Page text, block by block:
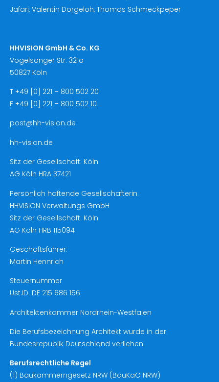
Jafari, Valentin Dorgeloh, Thomas Schmeckpeper
HHVISION GmbH & Co. KG
Vogelsanger Str. 321a
50827 Köln
T +49 [0] 221 – 800 502 20
F +49 [0] 221 – 800 502 10
post@hh-vision.de
hh-vision.de
Sitz der Gesellschaft: Köln
AG Köln HRA 37421
Persönlich haftende Gesellschafterin:
HHVISION Verwaltungs GmbH
Sitz der Gesellschaft: Köln
AG Köln HRB 115094
Geschäftsführer:
Martin Hennrich
Steuernummer
Ust.ID. DE 215 686 156
Architektenkammer Nordrhein-Westfalen
Die Berufsbezeichnung Architekt wurde in der
Bundesrepublik Deutschland verliehen.
Berufsrechtliche Regel
(1) Baukammerngesetz NRW (BauKaG NRW)